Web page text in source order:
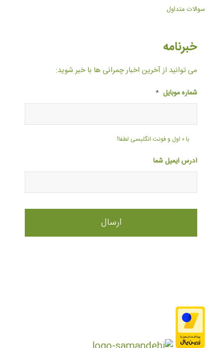
سوالات متداول
خبرنامه
می توانید از آخرین اخبار چمرانی ها با خبر شوید:
شماره موبایل *
با ۰ اول و فونت انگلیسی لطفا!
آدرس ایمیل شما